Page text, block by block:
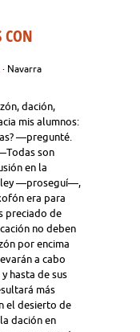
CON
· Navarra
dación,
mis alumnos:
—pregunté.
son
en la
ley —proseguí—,
era para
preciado de
no deben
por encima
a cabo
hasta de sus
más
el desierto de
dación en